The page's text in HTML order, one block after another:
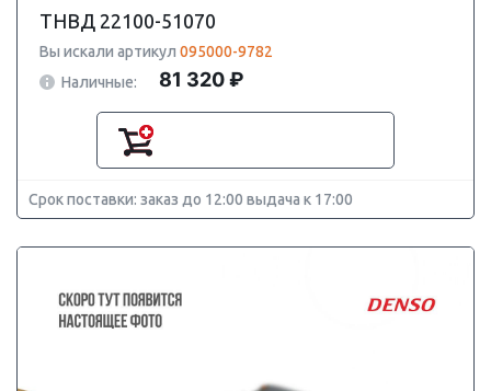
ТНВД 22100-51070
Вы искали артикул 095000-9782
Наличные:
81 320 ₽
Срок поставки: заказ до 12:00 выдача к 17:00